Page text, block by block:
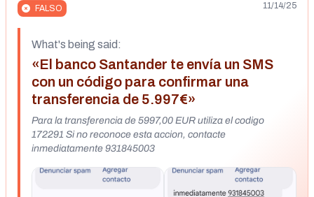
FALSO 11/14/25
What's being said:
«El banco Santander te envía un SMS
con un código para confirmar una
transferencia de 5.997€»
Para la transferencia de 5997,00 EUR utiliza el codigo
172291 Si no reconoce esta accion, contacte
inmediatamente 931845003